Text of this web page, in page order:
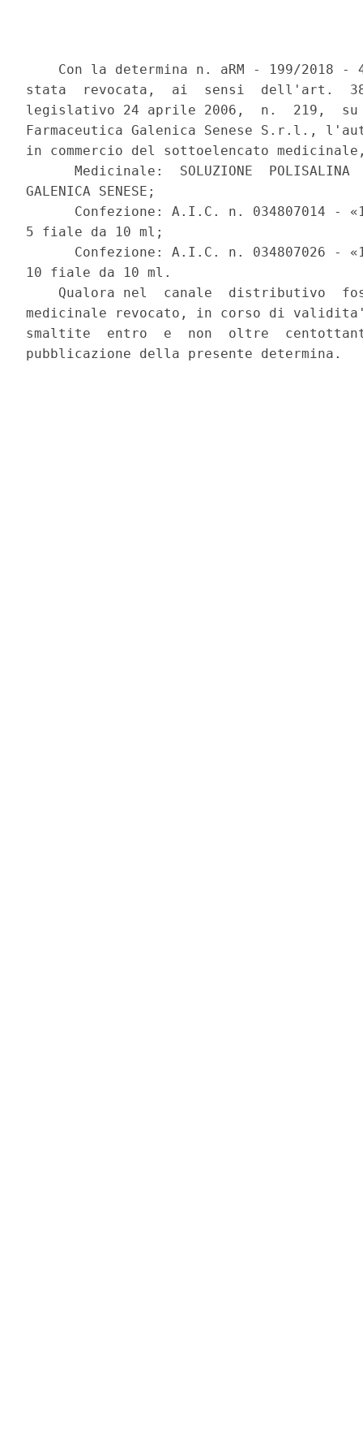
Con la determina n. aRM - 199/2018 -
stata  revocata,  ai  sensi  dell'art.
legislativo 24 aprile 2006,  n.  219,
Farmaceutica Galenica Senese S.r.l.,
in commercio del sottoelencato
Medicinale:  SOLUZIONE  POLISALINA
GALENICA SENESE;
Confezione: A.I.C. n. 034807014 -
5 fiale da 10 ml;
Confezione: A.I.C. n. 034807026 -
10 fiale da 10 ml.
Qualora nel  canale  distributivo
medicinale revocato, in corso di
smaltite  entro  e  non  oltre